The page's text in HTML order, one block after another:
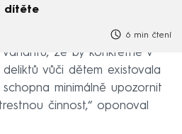
dítěte
6 min čtení
že by konkrétně v
vůči dětem existovala
minimálně upozornit
činnost,“ oponoval